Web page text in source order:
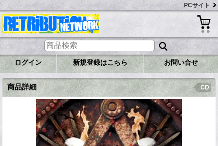
PCサイト
ログイン 新規登録はこちら お問い合せ
商品詳細 CD